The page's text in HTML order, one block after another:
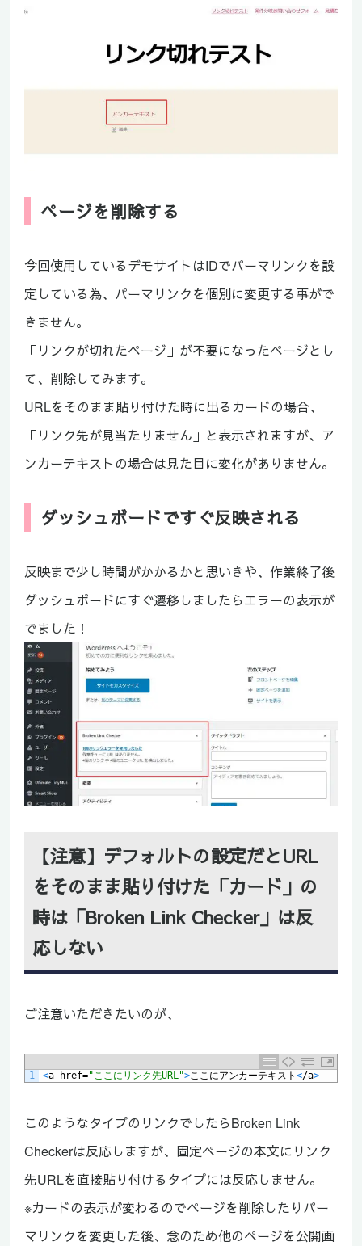
ページを削除する
今回使用しているデモサイトはIDでパーマリンクを設
定している為、パーマリンクを個別に変更する事がで
きません。
「リンクが切れたページ」が不要になったページとし
て、削除してみます。
URLをそのまま貼り付けた時に出るカードの場合、
「リンク先が見当たりません」と表示されますが、ア
ンカーテキストの場合は見た目に変化がありません。
ダッシュボードですぐ反映される
反映まで少し時間がかかるかと思いきや、作業終了後
ダッシュボードにすぐ遷移しましたらエラーの表示が
でました！
【注意】デフォルトの設定だとURL
をそのまま貼り付けた「カード」の
時は「Broken Link Checker」は反
応しない
ご注意いただきたいのが、
1 <a href="ここにリンク先URL">ここにアンカーテキスト </a>
このようなタイプのリンクでしたらBroken Link
Checkerは反応しますが、固定ページの本文にリンク
先URLを直接貼り付けるタイプには反応しません。
※カードの表示が変わるのでページを削除したりパー
マリンクを変更した後、念のため他のページを公開画